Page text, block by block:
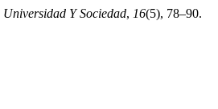
Universidad Y Sociedad, 16(5), 78–90.